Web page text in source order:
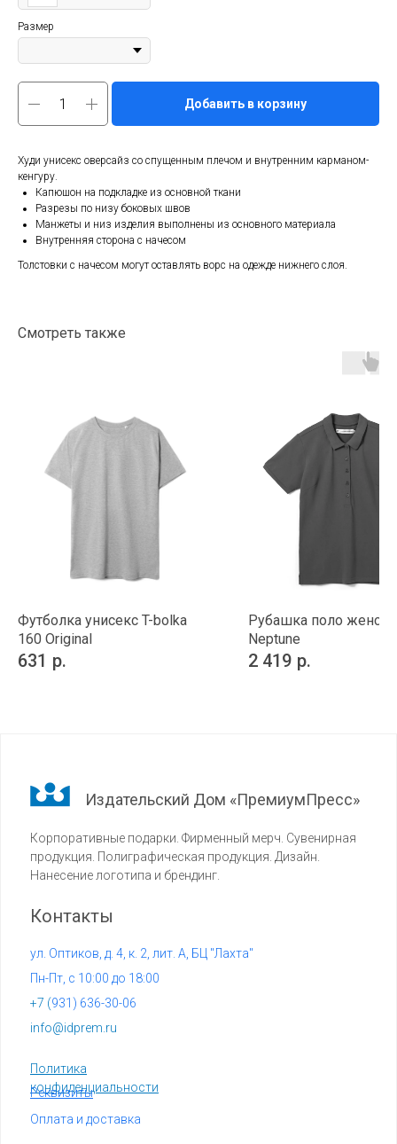
Размер
Добавить в корзину
Худи унисекс оверсайз со спущенным плечом и внутренним карманом-
кенгуру.
Капюшон на подкладке из основной ткани
Разрезы по низу боковых швов
Манжеты и низ изделия выполнены из основного материала
Внутренняя сторона с начесом
Толстовки с начесом могут оставлять ворс на одежде нижнего слоя.
Смотреть также
Футболка унисекс T-bolka
160 Original
631 р.
Рубашка поло
Neptune
2 419 р.
Издательский Дом «ПремиумПресс»
Корпоративные подарки. Фирменный мерч. Сувенирная
продукция. Полиграфическая продукция. Дизайн.
Нанесение логотипа и брендинг.
info@idprem.ru
Контакты
Политика
конфиденциальности
+7 (931) 636-30-06
Реквизиты
ул. Оптиков, д. 4, к. 2, лит. А, БЦ "Лахта"
Оплата и доставка
Пн-Пт, с 10:00 до 18:00